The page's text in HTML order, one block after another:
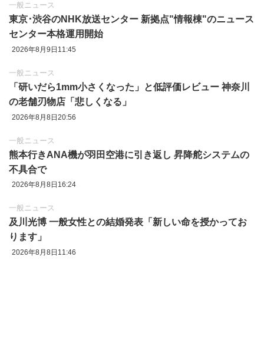
一般ニュース
東京‪･‬渋谷のNHK放送センター 新拠点"情報棟"のニュース
センター本格運用開始
2026年8月9日11:45
一般ニュース
「研いだら1mm小さくなった」と低評価レビュー 神奈川
の老舗刃物店「悲しくなる」
2026年8月8日20:56
一般ニュース
熊本行きANA機が羽田空港に引き返し 昇降舵システムの
不具合で
2026年8月8日16:24
一般ニュース
及川光博 一般女性との結婚発表「新しい命を授かってお
ります」
2026年8月8日11:46